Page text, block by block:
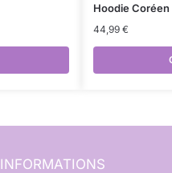
Hoodie Coréen
44,99 €
INFORMATIONS